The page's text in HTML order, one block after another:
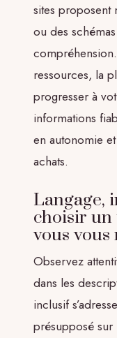
sites proposent
ou des
ressources, la
progresser à
informations
en autonomie
achats.
Langage,
choisir un
vous vous
Observez
dans les
inclusif
présupposé sur